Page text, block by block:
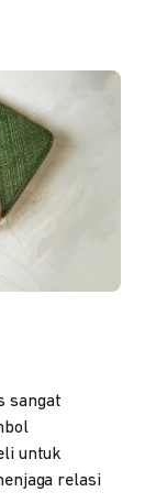
sangat
untuk
relasi